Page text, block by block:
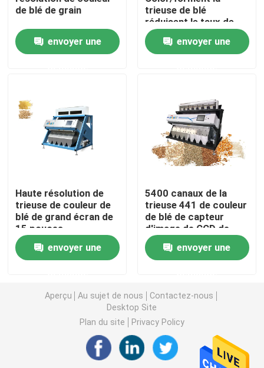
trieuse de couleur de grain
Trieuse de couleur de blé
trieuse de couleur d'arachide
Les grains de café colorent la trieuse
trieuse de couleur de sésame
Trieuse Nuts de couleur
de blé de grain
envoyer une
trieuse de blé
réduisent le taux de
rupture
envoyer une
Haute résolution de
trieuse de couleur de
blé de grand écran de
15 pouces
envoyer une
5400 canaux de la
trieuse 441 de couleur
de blé de capteur
d'image de CCD de
pixels
envoyer une
Aperçu Au sujet de nous
Contactez-nous
Desktop Site
Plan du site
Privacy Policy